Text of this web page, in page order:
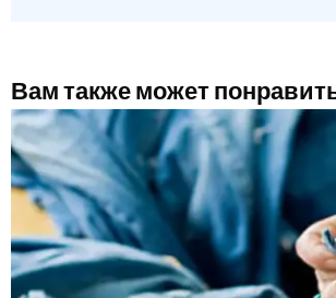
Вам также может